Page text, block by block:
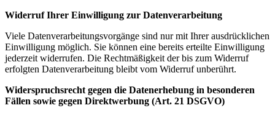
Widerruf Ihrer Einwilligung zur Datenverarbeitung
Viele Datenverarbeitungsvorgänge sind nur mit Ihrer ausdrücklichen
Einwilligung möglich. Sie können eine bereits erteilte Einwilligung
jederzeit widerrufen. Die Rechtmäßigkeit der bis zum Widerruf
erfolgten Datenverarbeitung bleibt vom Widerruf unberührt.
Widerspruchsrecht gegen die Datenerhebung in besonderen
Fällen sowie gegen Direktwerbung (Art. 21 DSGVO)